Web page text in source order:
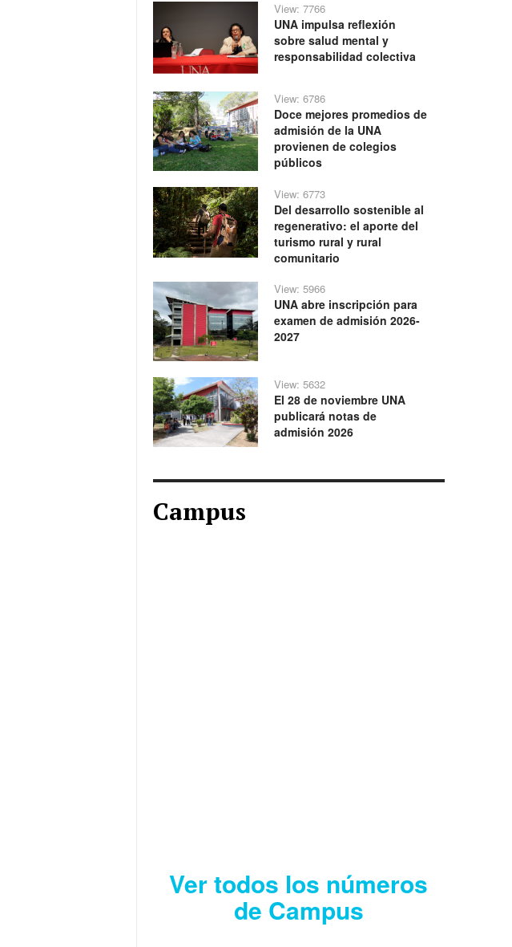
View: 7766
UNA impulsa reflexión
sobre salud mental y
responsabilidad colectiva
View: 6786
Doce mejores promedios de
admisión de la UNA
provienen de colegios
públicos
View: 6773
Del desarrollo sostenible al
regenerativo: el aporte del
turismo rural y rural
comunitario
View: 5966
UNA abre inscripción para
examen de admisión 2026-
2027
View: 5632
El 28 de noviembre UNA
publicará notas de
admisión 2026
Campus
Ver todos los números
de Campus